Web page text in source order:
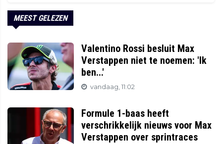
MEEST GELEZEN
Valentino Rossi besluit Max
Verstappen niet te noemen: 'Ik
ben...'
vandaag, 11:02
Formule 1-baas heeft
verschrikkelijk nieuws voor Max
Verstappen over sprintraces